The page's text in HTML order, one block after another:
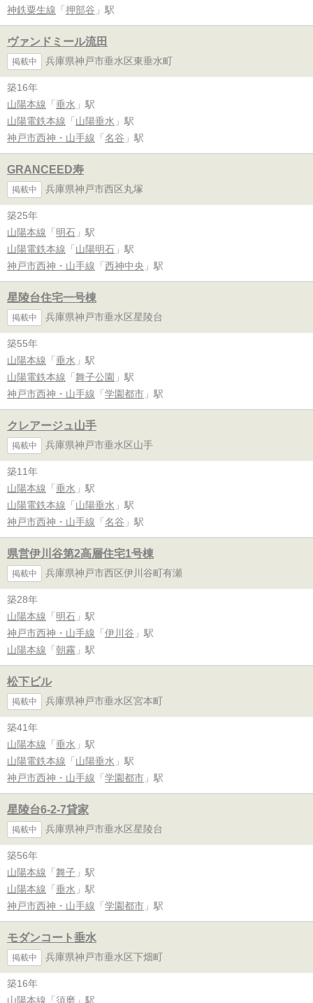
神鉄粟生線 「 押部谷 」駅
ヴァンドミール流田
掲載中 兵庫県神戸市垂水区東垂水町
築16年
山陽本線 「 垂水 」駅
山陽電鉄本線 「 山陽垂水 」駅
神戸市西神・山手線 「 名谷 」駅
GRANCEED寿
掲載中 兵庫県神戸市西区丸塚
築25年
山陽本線 「 明石 」駅
山陽電鉄本線 「 山陽明石 」駅
神戸市西神・山手線 「 西神中央 」駅
星陵台住宅一号棟
掲載中 兵庫県神戸市垂水区星陵台
築55年
山陽本線 「 垂水 」駅
山陽電鉄本線 「 舞子公園 」駅
神戸市西神・山手線 「 学園都市 」駅
クレアージュ山手
掲載中 兵庫県神戸市垂水区山手
築11年
山陽本線 「 垂水 」駅
山陽電鉄本線 「 山陽垂水 」駅
神戸市西神・山手線 「 名谷 」駅
県営伊川谷第2高層住宅1号棟
掲載中 兵庫県神戸市西区伊川谷町有瀬
築28年
山陽本線 「 明石 」駅
神戸市西神・山手線 「 伊川谷 」駅
山陽本線 「 朝霧 」駅
松下ビル
掲載中 兵庫県神戸市垂水区宮本町
築41年
山陽本線 「 垂水 」駅
山陽電鉄本線 「 山陽垂水 」駅
神戸市西神・山手線 「 学園都市 」駅
星陵台6-2-7貸家
掲載中 兵庫県神戸市垂水区星陵台
築56年
山陽本線 「 舞子 」駅
山陽本線 「 垂水 」駅
神戸市西神・山手線 「 学園都市 」駅
モダンコート垂水
掲載中 兵庫県神戸市垂水区下畑町
築16年
山陽本線 「 須磨 」駅